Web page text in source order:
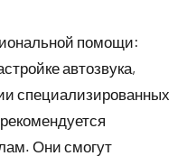
помощи:
автозвука,
специализированных
Они смогут